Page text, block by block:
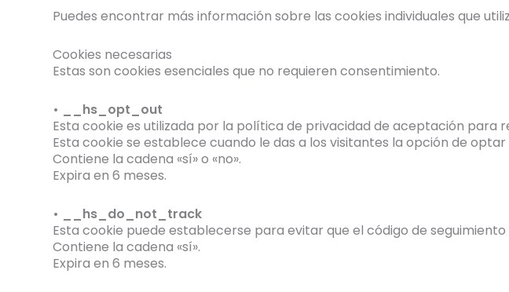
Puedes encontrar más información sobre las cookies individuales que
Cookies necesarias
Estas son cookies esenciales que no requieren consentimiento.
• __hs_opt_out
Esta cookie es utilizada por la política de privacidad de aceptación
Esta cookie se establece cuando le das a los visitantes la opción de
Contiene la cadena «sí» o «no».
Expira en 6 meses.
• __hs_do_not_track
Esta cookie puede establecerse para evitar que el código de
Contiene la cadena «sí».
Expira en 6 meses.